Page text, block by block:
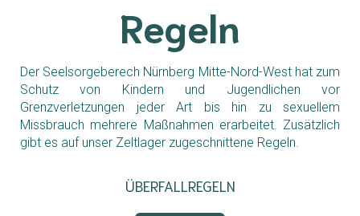
Regeln
Der Seelsorgeberech Nürnberg Mitte-Nord-West hat zum
Schutz von Kindern und Jugendlichen vor
Grenzverletzungen jeder Art bis hin zu sexuellem
Missbrauch mehrere Maßnahmen erarbeitet. Zusätzlich
gibt es auf unser Zeltlager zugeschnittene Regeln.
ÜBERFALLREGELN